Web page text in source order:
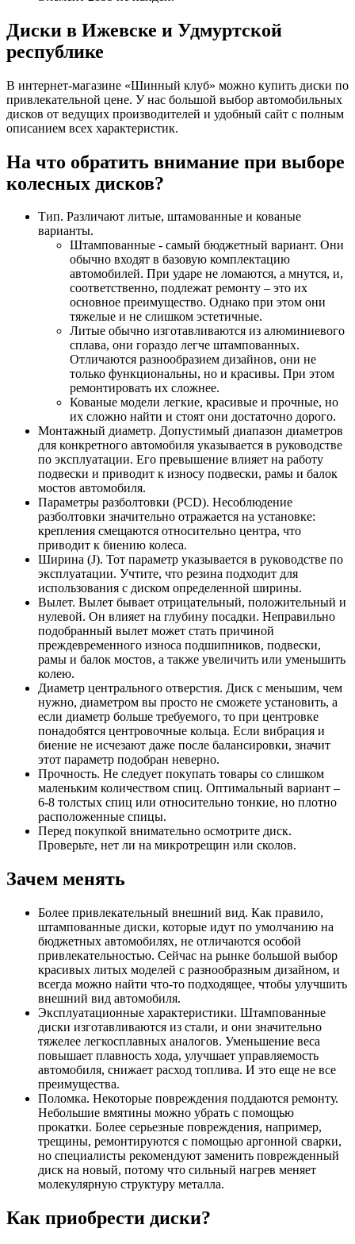
Диски в Ижевске и Удмуртской
республике
В интернет-магазине «Шинный клуб» можно купить диски по
привлекательной цене. У нас большой выбор автомобильных
дисков от ведущих производителей и удобный сайт с полным
описанием всех характеристик.
На что обратить внимание при выборе
колесных дисков?
Тип. Различают литые, штамованные и кованые
варианты.
Штампованные - самый бюджетный вариант. Они
обычно входят в базовую комплектацию
автомобилей. При ударе не ломаются, а мнутся, и,
соответственно, подлежат ремонту – это их
основное преимущество. Однако при этом они
тяжелые и не слишком эстетичные.
Литые обычно изготавливаются из алюминиевого
сплава, они гораздо легче штампованных.
Отличаются разнообразием дизайнов, они не
только функциональны, но и красивы. При этом
ремонтировать их сложнее.
Кованые модели легкие, красивые и прочные, но
их сложно найти и стоят они достаточно дорого.
Монтажный диаметр. Допустимый диапазон диаметров
для конкретного автомобиля указывается в руководстве
по эксплуатации. Его превышение влияет на работу
подвески и приводит к износу подвески, рамы и балок
мостов автомобиля.
Параметры разболтовки (PCD). Несоблюдение
разболтовки значительно отражается на установке:
крепления смещаются относительно центра, что
приводит к биению колеса.
Ширина (J). Тот параметр указывается в руководстве по
эксплуатации. Учтите, что резина подходит для
использования с диском определенной ширины.
Вылет. Вылет бывает отрицательный, положительный и
нулевой. Он влияет на глубину посадки. Неправильно
подобранный вылет может стать причиной
преждевременного износа подшипников, подвески,
рамы и балок мостов, а также увеличить или уменьшить
колею.
Диаметр центрального отверстия. Диск с меньшим, чем
нужно, диаметром вы просто не сможете установить, а
если диаметр больше требуемого, то при центровке
понадобятся центровочные кольца. Если вибрация и
биение не исчезают даже после балансировки, значит
этот параметр подобран неверно.
Прочность. Не следует покупать товары со слишком
маленьким количеством спиц. Оптимальный вариант –
6-8 толстых спиц или относительно тонкие, но плотно
расположенные спицы.
Перед покупкой внимательно осмотрите диск.
Проверьте, нет ли на микротрещин или сколов.
Зачем менять
Более привлекательный внешний вид. Как правило,
штампованные диски, которые идут по умолчанию на
бюджетных автомобилях, не отличаются особой
привлекательностью. Сейчас на рынке большой выбор
красивых литых моделей с разнообразным дизайном, и
всегда можно найти что-то подходящее, чтобы улучшить
внешний вид автомобиля.
Эксплуатационные характеристики. Штампованные
диски изготавливаются из стали, и они значительно
тяжелее легкосплавных аналогов. Уменьшение веса
повышает плавность хода, улучшает управляемость
автомобиля, снижает расход топлива. И это еще не все
преимущества.
Поломка. Некоторые повреждения поддаются ремонту.
Небольшие вмятины можно убрать с помощью
прокатки. Более серьезные повреждения, например,
трещины, ремонтируются с помощью аргонной сварки,
но специалисты рекомендуют заменить поврежденный
диск на новый, потому что сильный нагрев меняет
молекулярную структуру металла.
Как приобрести диски?